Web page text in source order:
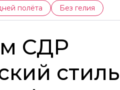
полёта Без гелия
СДР